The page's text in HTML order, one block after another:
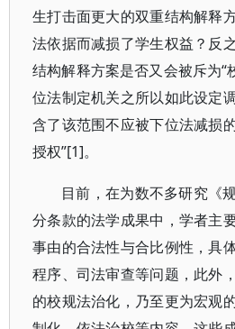
生打击面更大的双重结构解释
法依据而减损了学生权益？反
结构解释方案是否又会被斥为“
位法制定机关之所以如此设定
含了该范围不应被下位法减损
授权”[1]。
目前，在为数不多研究《
分条款的法学成果中，学者主
事由的合法性与合比例性，具
程序、司法审查等问题，此外
的校规法治化，乃至更为宏观